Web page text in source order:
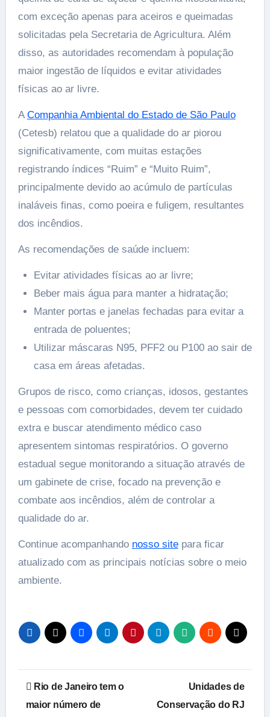
com exceção apenas para aceiros e queimadas
solicitadas pela Secretaria de Agricultura. Além
disso, as autoridades recomendam à população
maior ingestão de líquidos e evitar atividades
físicas ao ar livre.
A Companhia Ambiental do Estado de São Paulo
(Cetesb) relatou que a qualidade do ar piorou
significativamente, com muitas estações
registrando índices “Ruim” e “Muito Ruim”,
principalmente devido ao acúmulo de partículas
inaláveis finas, como poeira e fuligem, resultantes
dos incêndios.
As recomendações de saúde incluem:
Evitar atividades físicas ao ar livre;
Beber mais água para manter a hidratação;
Manter portas e janelas fechadas para evitar a
entrada de poluentes;
Utilizar máscaras N95, PFF2 ou P100 ao sair de
casa em áreas afetadas.
Grupos de risco, como crianças, idosos, gestantes
e pessoas com comorbidades, devem ter cuidado
extra e buscar atendimento médico caso
apresentem sintomas respiratórios. O governo
estadual segue monitorando a situação através de
um gabinete de crise, focado na prevenção e
combate aos incêndios, além de controlar a
qualidade do ar.
Continue acompanhando nosso sitepara ficar
atualizado com as principais notícias sobre o meio
ambiente.
Navegação
de
Rio de Janeiro tem o
maior número de
Unidades de
Conservação do RJ